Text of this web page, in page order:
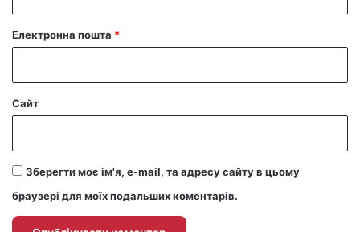
Електронна пошта *
Сайт
Зберегти моє ім'я, e-mail, та адресу сайту в цьому
браузері для моїх подальших коментарів.